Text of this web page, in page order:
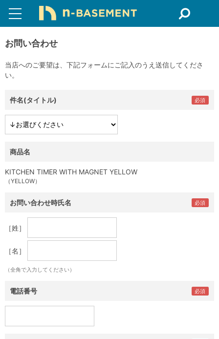
お問い合わせ
当店へのご要望は、下記フォームにご記入のうえ送信してくださ
い。
件名(タイトル)
商品名
KITCHEN TIMER WITH MAGNET YELLOW
（YELLOW）
お問い合わせ時氏名
［姓］
［名］
（全角で入力してください）
電話番号